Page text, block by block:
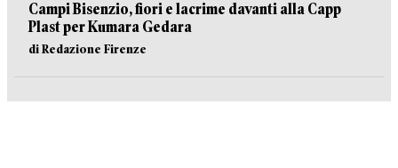
Campi Bisenzio, fiori e lacrime davanti alla Capp
Plast per Kumara Gedara
di Redazione Firenze